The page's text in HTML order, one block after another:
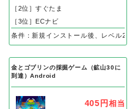
［2位］すぐたま
［3位］ECナビ
条件：新規インストール後、レベル
金とゴブリンの採掘ゲーム（鉱山30に
到達）Android
405円 相当